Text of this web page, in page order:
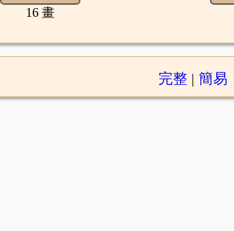
16 畫
完整| 簡易